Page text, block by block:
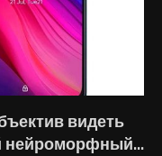
видеть
нейроморфный...